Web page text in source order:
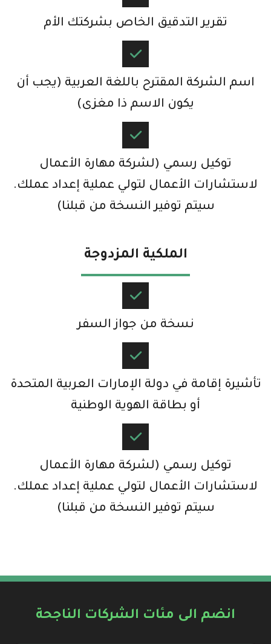
تقرير التدقيق الخاص بشركتك الأم​
اسم الشركة المقترح باللغة العربية (يجب أن
يكون الاسم ذا مغزى)​
توكيل رسمي (لشركة مهارة الأعمال
لاستشارات الأعمال لتولي عملية إعداد عملك.
سيتم توفير النسخة من قبلنا)​
الملكية المزدوجة​​
نسخة من جواز السفر​
تأشيرة إقامة في دولة الإمارات العربية المتحدة
أو بطاقة الهوية الوطنية​
توكيل رسمي (لشركة مهارة الأعمال
لاستشارات الأعمال لتولي عملية إعداد عملك.
سيتم توفير النسخة من قبلنا)​
انضم الى مئات الشركات الناجحة